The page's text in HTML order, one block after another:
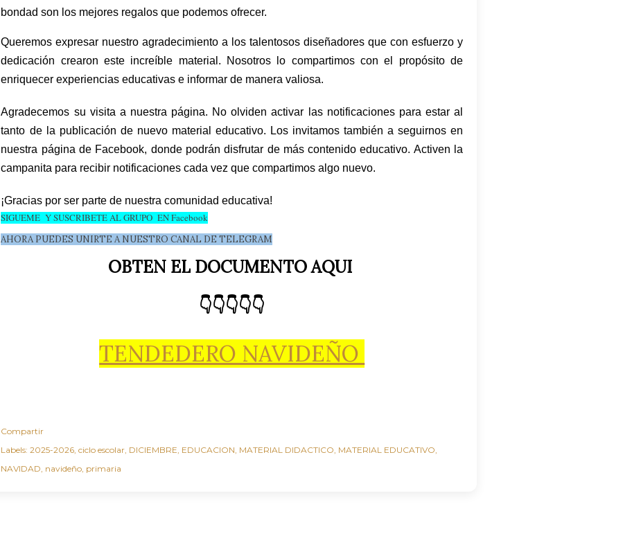
bondad son los mejores regalos que podemos ofrecer.
Queremos expresar nuestro agradecimiento a los talentosos diseñadores que con esfuerzo y
dedicación crearon este increíble material. Nosotros lo compartimos con el propósito de
enriquecer experiencias educativas e informar de manera valiosa.
Agradecemos su visita a nuestra página. No olviden activar las notificaciones para estar al
tanto de la publicación de nuevo material educativo. Los invitamos también a seguirnos en
nuestra página de Facebook, donde podrán disfrutar de más contenido educativo. Activen la
campanita para recibir notificaciones cada vez que compartimos algo nuevo.
¡Gracias por ser parte de nuestra comunidad educativa!
SIGUEME Y SUSCRIBETE AL GRUPO EN Facebook
AHORA PUEDES UNIRTE A NUESTRO CANAL DE TELEGRAM
OBTEN EL DOCUMENTO AQUI
👇👇👇👇👇
TENDEDERO NAVIDEÑO
Compartir
Labels: 2025-2026 ciclo escolar DICIEMBRE EDUCACION MATERIAL DIDACTICO MATERIAL EDUCATIVO
NAVIDAD navideño primaria